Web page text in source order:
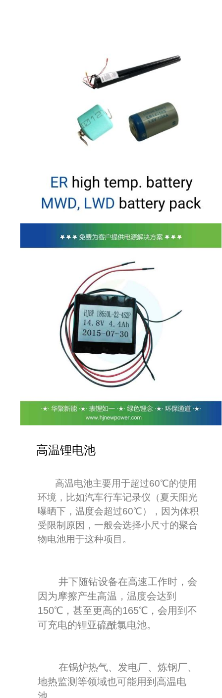
高温锂电池
高温电池主要用于超过60℃的使用
环境，比如汽车行车记录仪（夏天阳光
曝晒下，温度会超过60℃），因为体积
受限制原因，一般会选择小尺寸的聚合
物电池用于这种项目。
井下随钻设备在高速工作时，会
因为摩擦产生高温，温度会达到
150℃，甚至更高的165℃，会用到不
可充电的锂亚硫酰氯电池。
在锅炉热气、发电厂、炼钢厂、
地热监测等领域也可能用到高温电